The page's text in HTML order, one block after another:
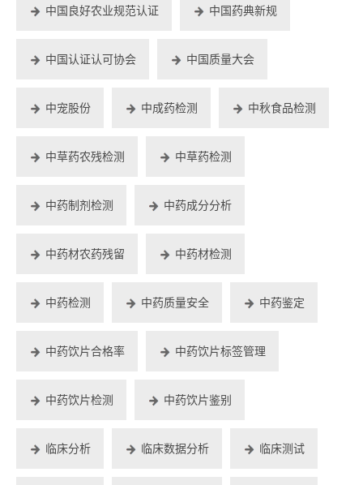
中国良好农业规范认证 中国药典新规
中国认证认可协会 中国质量大会
中宠股份 中成药检测 中秋食品检测
中草药农残检测 中草药检测
中药制剂检测 中药成分分析
中药材农药残留 中药材检测
中药检测 中药质量安全 中药鉴定
中药饮片合格率 中药饮片标签管理
中药饮片检测 中药饮片鉴别
临床分析 临床数据分析 临床测试